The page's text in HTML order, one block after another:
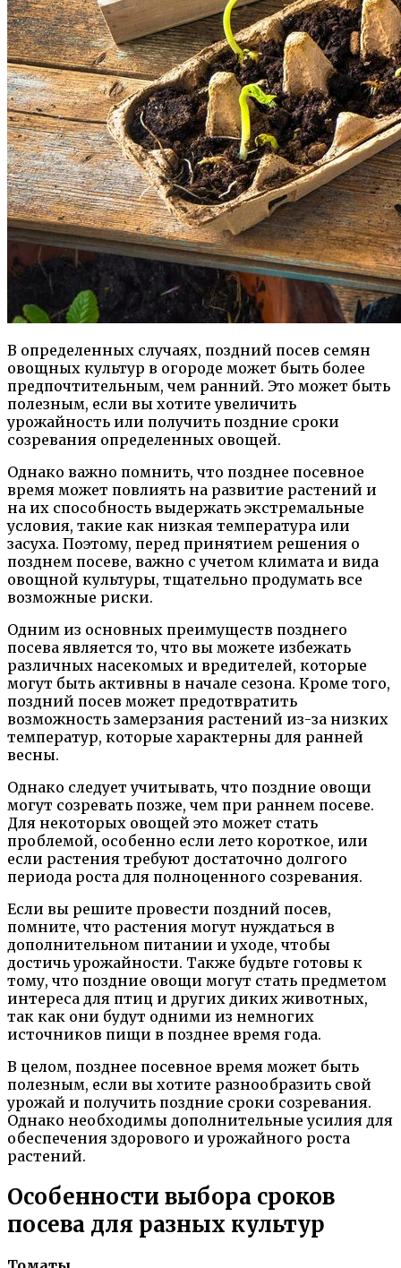
В определенных случаях, поздний посев семян
овощных культур в огороде может быть более
предпочтительным, чем ранний. Это может быть
полезным, если вы хотите увеличить
урожайность или получить поздние сроки
созревания определенных овощей.
Однако важно помнить, что позднее посевное
время может повлиять на развитие растений и
на их способность выдержать экстремальные
условия, такие как низкая температура или
засуха. Поэтому, перед принятием решения о
позднем посеве, важно с учетом климата и вида
овощной культуры, тщательно продумать все
возможные риски.
Одним из основных преимуществ позднего
посева является то, что вы можете избежать
различных насекомых и вредителей, которые
могут быть активны в начале сезона. Кроме того,
поздний посев может предотвратить
возможность замерзания растений из-за низких
температур, которые характерны для ранней
весны.
Однако следует учитывать, что поздние овощи
могут созревать позже, чем при раннем посеве.
Для некоторых овощей это может стать
проблемой, особенно если лето короткое, или
если растения требуют достаточно долгого
периода роста для полноценного созревания.
Если вы решите провести поздний посев,
помните, что растения могут нуждаться в
дополнительном питании и уходе, чтобы
достичь урожайности. Также будьте готовы к
тому, что поздние овощи могут стать предметом
интереса для птиц и других диких животных,
так как они будут одними из немногих
источников пищи в позднее время года.
В целом, позднее посевное время может быть
полезным, если вы хотите разнообразить свой
урожай и получить поздние сроки созревания.
Однако необходимы дополнительные усилия для
обеспечения здорового и урожайного роста
растений.
Особенности выбора сроков
посева для разных культур